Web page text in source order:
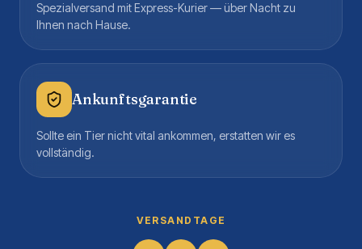
Spezialversand mit Express-Kurier — über Nacht zu
Ihnen nach Hause.
Ankunftsgarantie
Sollte ein Tier nicht vital ankommen, erstatten wir es
vollständig.
VERSANDTAGE